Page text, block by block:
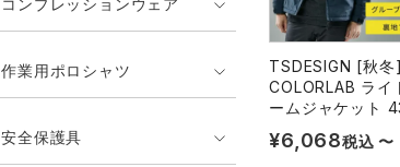
作業用ポロシャツ
安全保護具
TSDESIGN [秋
COLORLAB ライ
ームジャケット
¥6,068税込 〜